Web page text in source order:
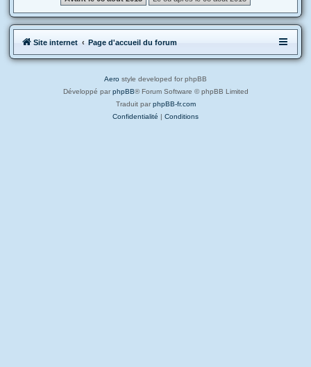
Site internet Page d'accueil du forum
Aero style developed for phpBB
Développé par phpBB® Forum Software © phpBB Limited
Traduit par phpBB-fr.com
Confidentialité | Conditions